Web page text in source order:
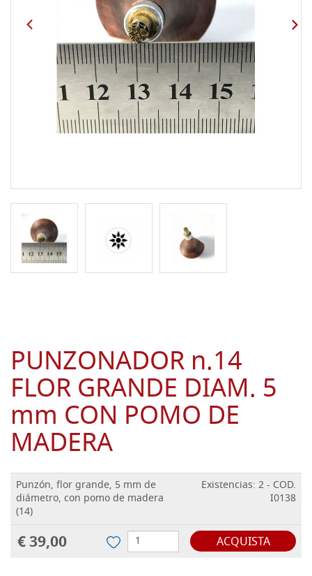
PUNZONADOR n.14
FLOR GRANDE DIAM. 5
mm CON POMO DE
MADERA
Punzón, flor grande, 5 mm de
diámetro, con pomo de madera
(14)
Existencias: 2 - COD.
I0138
€ 39,00 ACQUISTA